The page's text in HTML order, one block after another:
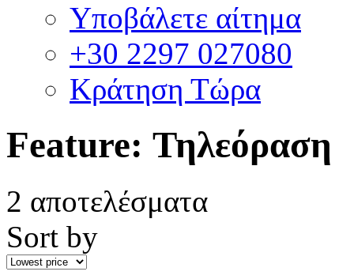
Υποβάλετε αίτημα
+30 2297 027080
Κράτηση Τώρα
Feature: Τηλεόραση
2 αποτελέσματα
Sort by